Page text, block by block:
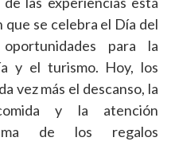
se celebra el Día del
para la
y el turismo. Hoy, los
vez más el descanso, la
y la atención
de los regalos